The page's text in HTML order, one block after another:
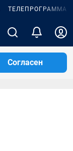
ТЕЛЕПРОГРАММА
Согласен